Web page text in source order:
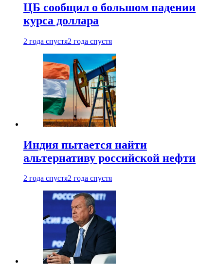
ЦБ сообщил о большом падении
курса доллара
2 года спустя2 года спустя
Индия пытается найти
альтернативу российской нефти
2 года спустя2 года спустя